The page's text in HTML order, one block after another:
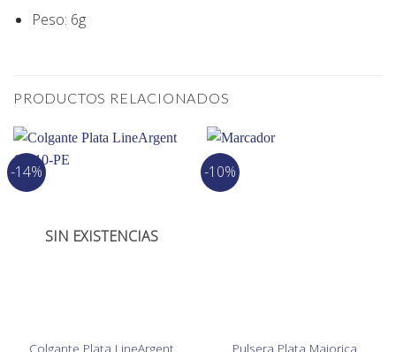
Peso: 6g
PRODUCTOS RELACIONADOS
-14%
SIN EXISTENCIAS
Colgante Plata LineArgent
-10%
Pulsera Plata Majorica